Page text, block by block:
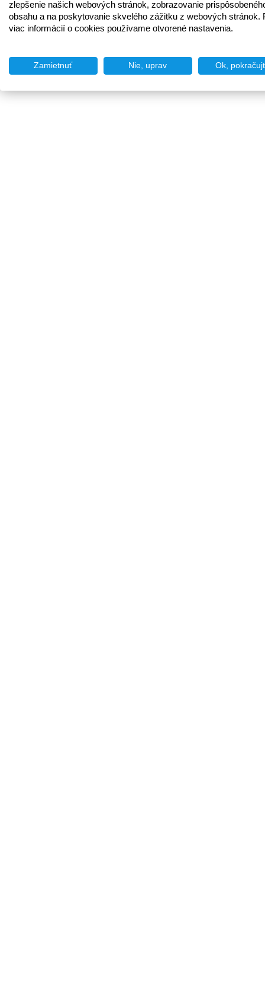
zlepšenie našich webových stránok, zobrazovanie
obsahu a na poskytovanie skvelého zážitku z webových stránok.
viac informácií o cookies používame otvorené nastavenia.
Zamietnuť Nie, uprav Ok,